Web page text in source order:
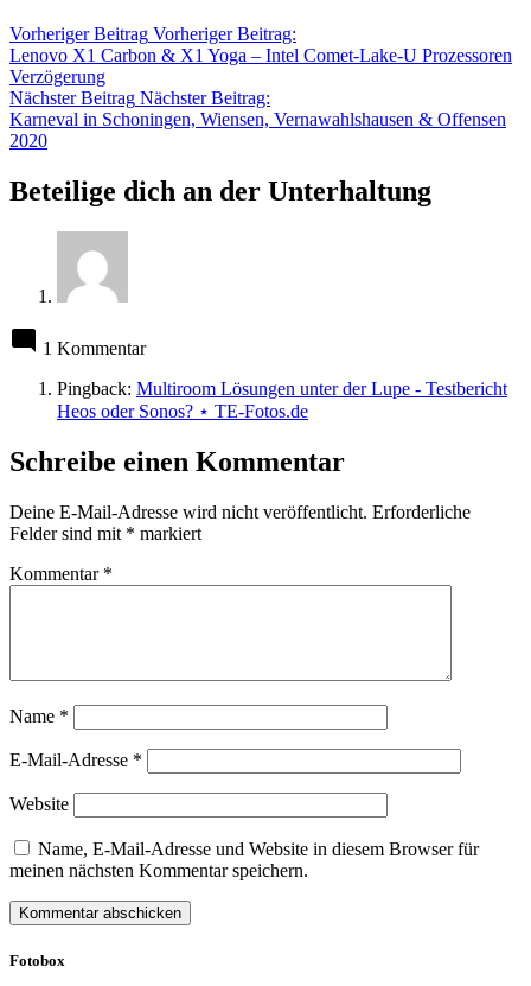
Vorheriger Beitrag Vorheriger Beitrag:
Lenovo X1 Carbon & X1 Yoga – Intel Comet-Lake-U Prozessoren
Verzögerung
Nächster Beitrag Nächster Beitrag:
Karneval in Schoningen, Wiensen, Vernawahlshausen & Offensen
2020
Beteilige dich an der Unterhaltung
1 Kommentar
Pingback: Multiroom Lösungen unter der Lupe - Testbericht
Heos oder Sonos? ⋆ TE-Fotos.de
Schreibe einen Kommentar
Deine E-Mail-Adresse wird nicht veröffentlicht. Erforderliche
Felder sind mit * markiert
Kommentar *
Name *
E-Mail-Adresse *
Website
Name, E-Mail-Adresse und Website in diesem Browser für
meinen nächsten Kommentar speichern.
Fotobox